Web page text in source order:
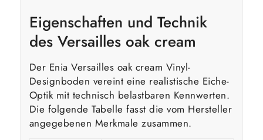
Eigenschaften und Technik
des Versailles oak cream
Der Enia Versailles oak cream Vinyl-
Designboden vereint eine realistische Eiche-
Optik mit technisch belastbaren Kennwerten.
Die folgende Tabelle fasst die vom Hersteller
angegebenen Merkmale zusammen.